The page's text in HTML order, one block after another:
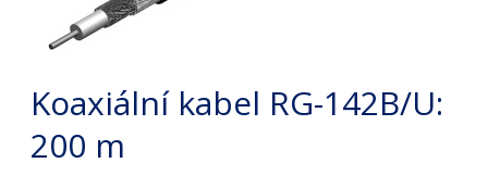
Koaxiální kabel RG-142B/U:
200 m